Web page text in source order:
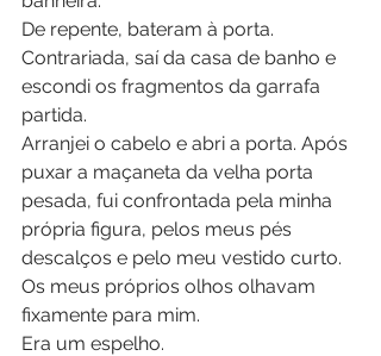
De repente, bateram à porta.
Contrariada, saí da casa de banho e
escondi os fragmentos da garrafa
partida.
Arranjei o cabelo e abri a porta. Após
puxar a maçaneta da velha porta
pesada, fui confrontada pela minha
própria figura, pelos meus pés
descalços e pelo meu vestido curto.
Os meus próprios olhos olhavam
fixamente para mim.
Era um espelho.